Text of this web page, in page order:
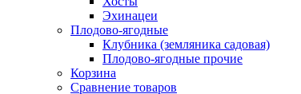
Эхинацеи
Плодово-ягодные
Клубника (земляника садовая)
Плодово-ягодные прочие
Корзина
Сравнение товаров